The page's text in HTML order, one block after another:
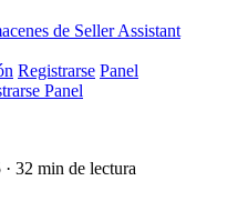
de Seller Assistant
Registrarse Panel
Panel
· 32 min de lectura